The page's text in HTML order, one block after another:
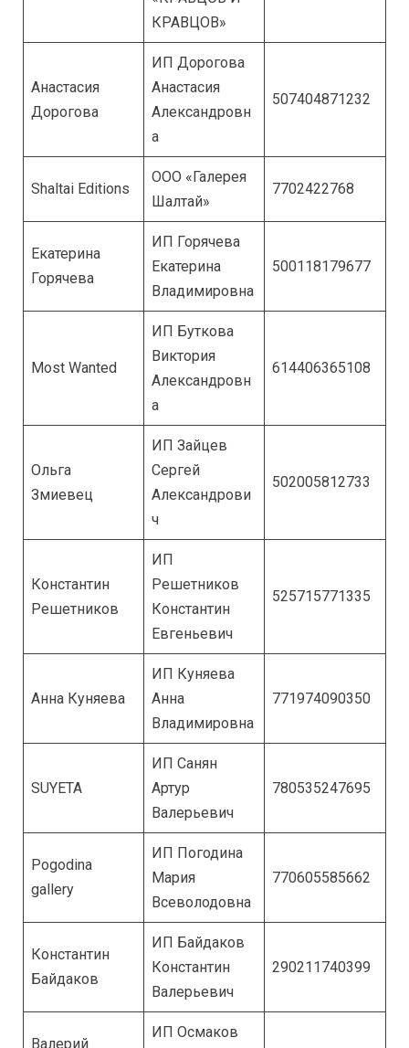
КРАВЦОВ»
Анастасия
Дорогова
ИП Дорогова
Анастасия
Александровн
а
507404871232
Shaltai Editions
ООО «Галерея
Шалтай»
7702422768
Екатерина
Горячева
ИП Горячева
Екатерина
Владимировна
500118179677
Most Wanted
ИП Буткова
Виктория
Александровн
а
614406365108
Ольга
Змиевец
ИП Зайцев
Сергей
Александрови
ч
502005812733
Константин
Решетников
ИП
Решетников
Константин
Евгеньевич
525715771335
Анна Куняева
ИП Куняева
Анна
Владимировна
771974090350
SUYETA
ИП Санян
Артур
Валерьевич
780535247695
Pogodina
gallery
ИП Погодина
Мария
Всеволодовна
770605585662
Константин
Байдаков
ИП Байдаков
Константин
Валерьевич
290211740399
Валерий
ИП Осмаков